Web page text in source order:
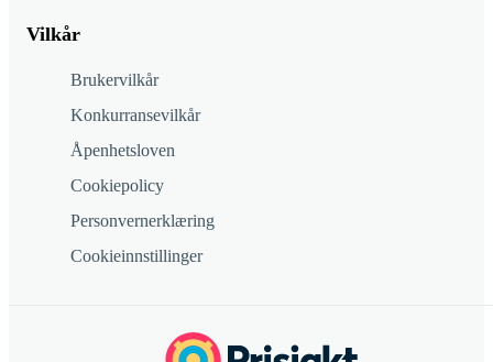
Vilkår
Brukervilkår
Konkurransevilkår
Åpenhetsloven
Cookiepolicy
Personvernerklæring
Cookieinnstillinger